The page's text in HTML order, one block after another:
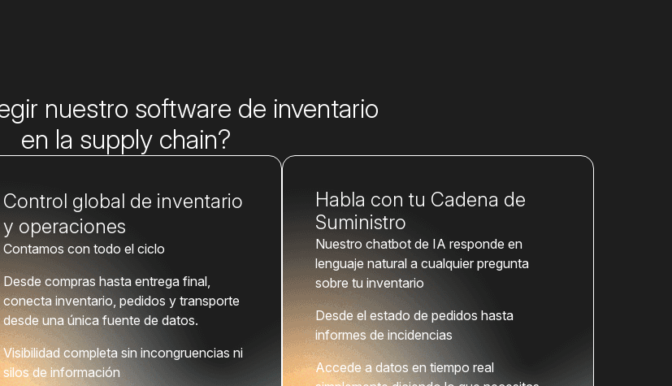
nuestro software de inventario
en la supply chain?
Control global de inventario
y operaciones
Contamos con todo el ciclo
Desde compras hasta entrega final,
conecta inventario, pedidos y transporte
desde una única fuente de datos.
Visibilidad completa sin incongruencias ni
silos de información
Habla con tu Cadena de
Suministro
Nuestro chatbot de IA responde en
lenguaje natural a cualquier pregunta
sobre tu inventario
Desde el estado de pedidos hasta
informes de incidencias
Accede a datos en tiempo real